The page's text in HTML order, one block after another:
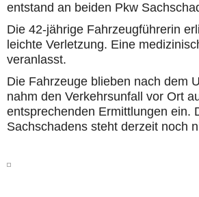
entstand an beiden Pkw
Die 42-jährige Fahrzeugführerin
leichte Verletzung. Eine
veranlasst.
Die Fahrzeuge blieben nach dem
nahm den Verkehrsunfall vor Ort
entsprechenden Ermittlungen ein.
Sachschadens steht derzeit noch